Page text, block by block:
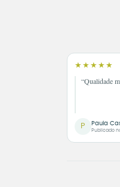
★★★★★
“Qualidade
P Paula
Publicado